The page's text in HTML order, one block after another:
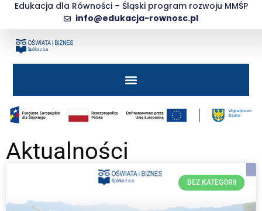
Edukacja dla Równości – Śląski program rozwoju MMŚP
info@edukacja-rownosc.pl
Aktualności
BEZ KATEGORII